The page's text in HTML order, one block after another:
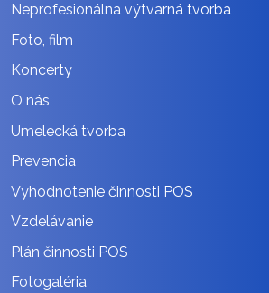
Neprofesionálna výtvarná tvorba
Foto, film
Koncerty
O nás
Umelecká tvorba
Prevencia
Vyhodnotenie činnosti POS
Vzdelávanie
Plán činnosti POS
Fotogaléria